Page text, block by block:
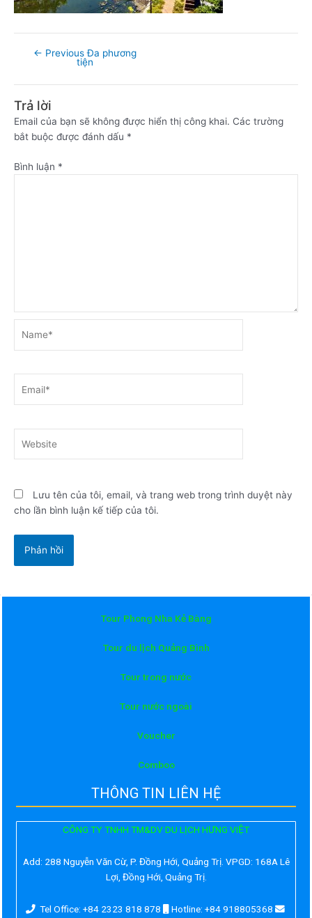
← Previous Đa phương
tiện
Trả lời
Email của bạn sẽ không được hiển thị công khai. Các trường
bắt buộc được đánh dấu *
Bình luận *
Lưu tên của tôi, email, và trang web trong trình duyệt này
cho lần bình luận kế tiếp của tôi.
Tour Phong Nha Kẻ Bàng
Tour du lịch Quảng Bình
Tour trong nước
Tour nước ngoài
Voucher
Comboo
THÔNG TIN LIÊN HỆ
CÔNG TY TNHH TM&DV DU LỊCH HƯNG VIỆT
Add: 288 Nguyễn Văn Cừ, P. Đồng Hới, Quảng Trị. VPGD: 168A Lê
Lợi, Đồng Hới, Quảng Trị.
Tel Office: +84 2323 818 878
Hotline: +84 918805368